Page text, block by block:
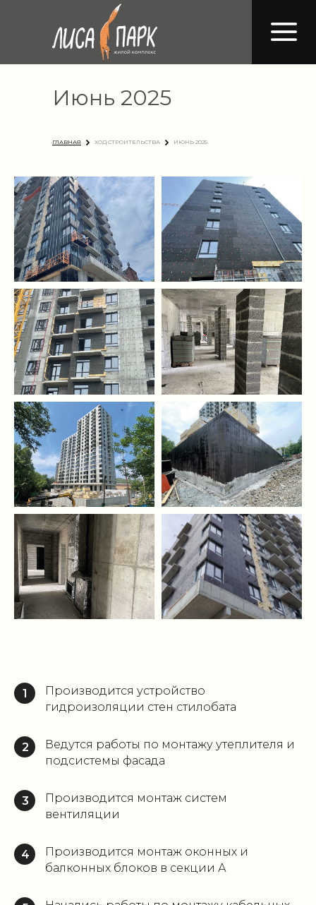
Июнь 2025
ГЛАВНАЯ ХОД СТРОИТЕЛЬСТВА ИЮНЬ 2025
1
Производится устройство
гидроизоляции стен стилобата
2
Ведутся работы по монтажу утеплителя и
подсистемы фасада
3
Производится монтаж систем
вентиляции
4
Производится монтаж оконных и
балконных блоков в секции А